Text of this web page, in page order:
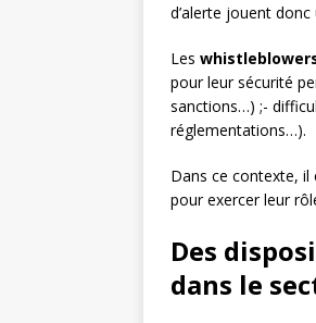
d’alerte jouent
Les
pour leur sécurité
sanctions…) ;-
réglementations…).
Dans ce contexte, il
pour exercer leur
Des
dans le